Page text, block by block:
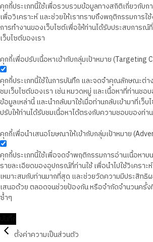
คุกกี้ประเภทนี้ใช้เพื่อรวบรวมข้อมูลทางสถิติเกี่ยวกับก
เพื่อวิเคราะห์ และช่วยให้เราทราบถึงพฤติกรรมการใ
การทำงานของเว็บไซต์เพื่อให้ท่านได้รับประสบการณ์
เว็บไซต์ของเรา
คุกกี้เพื่อปรับเนื้อหาเข้ากับกลุ่มเป้าหมาย (Targeting
คุกกี้ประเภทนี้ใช้ในการบันทึก และจดจำคุณลักษณะต่า
ชมเว็บไซต์ของเรา เช่น หมวดหมู่ และเนื้อหาที่ท่านชอ
ข้อมูลเหล่านี้ และนำกลับมาใช้เมื่อท่านกลับเข้ามาที่เว็
ปรับให้ท่านได้รับชมเนื้อหาได้ตรงกับความชอบของท่า
คุกกี้เพื่อนำเสนอโฆษณาให้เข้ากับกลุ่มเป้าหมาย
คุกกี้ประเภทนี้ใช้เพื่อจดจำพฤติกรรมการอ่านเนื้อหาบ
รายละเอียดของอุปกรณ์ที่ท่านใช้ เพื่อนำไปใช้วิเครา
เหมาะสมกับท่านมากที่สุด และช่วยวัดความมีประสิทธิ
เสนอด้วย ตลอดจนช่วยป้องกัน หรือจำกัดจำนวนครั้ง
ซ้ำๆ
ตั้งค่าความเป็นส่วนตัว